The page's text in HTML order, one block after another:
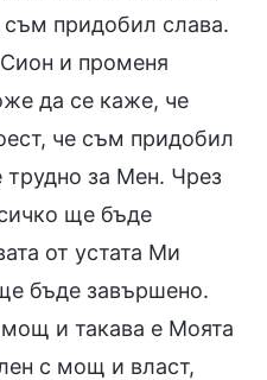
придобил слава.
и променя
да се каже, че
че съм придобил
за Мен. Чрез
ще бъде
от устата Ми
бъде завършено.
и такава е Моята
с мощ и власт,